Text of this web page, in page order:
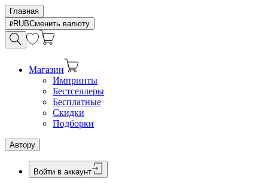
Главная
RUBСменить валюту
Магазин
Импринты
Бестселлеры
Бесплатные
Скидки
Подборки
Автору
Войти в аккаунт